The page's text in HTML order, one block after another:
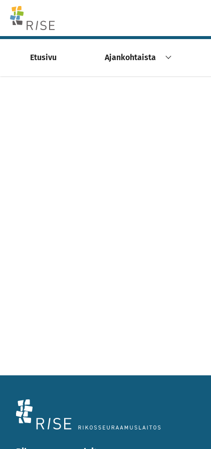
Skip to content -saavutettavuusohje
Etusivu Ajankohtaista